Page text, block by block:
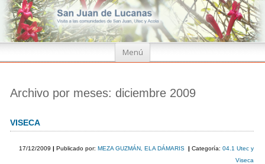
Menú
Ir
Archivo por meses: diciembre 2009
VISECA
17/12/2009 | Publicado por:MEZA GUZMÁN, ELA DÁMARIS |Categoría:04.1 Utec y
Viseca